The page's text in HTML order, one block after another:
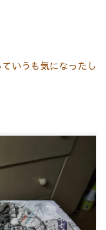
いうも気になったし